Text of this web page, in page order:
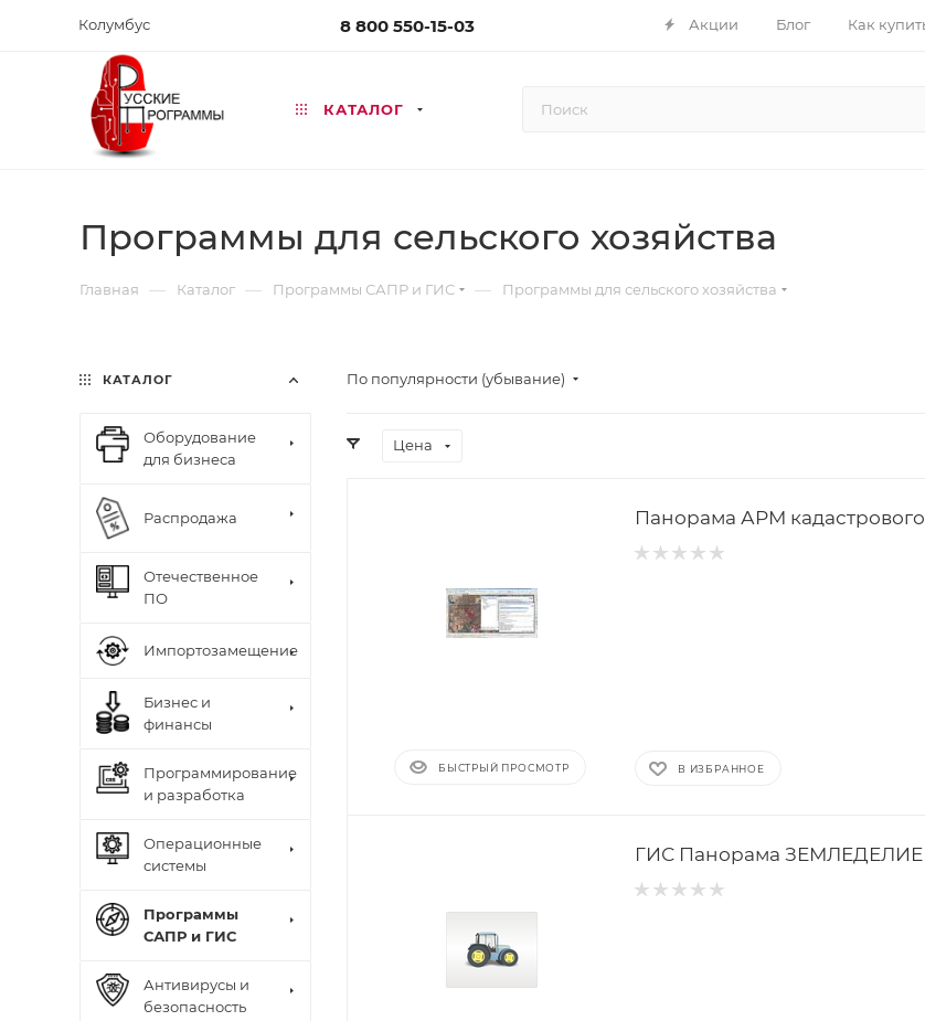
Колумбус 8 800 550-15-03 Акции Блог Как
КАТАЛОГ
Программы для сельского хозяйства
Главная — Каталог — Программы САПР и ГИС — Программы для сельского хозяйства
По популярности (убывание)
Цена
БЫСТРЫЙ ПРОСМОТР
Панорама АРМ
В ИЗБРАННОЕ
ГИС Панорама ЗЕМЛЕДЕЛИЕ
КАТАЛОГ
Оборудование
для бизнеса
Распродажа
Отечественное
ПО
Импортозамещение
Бизнес и
финансы
Программирование
и разработка
Операционные
системы
Программы
САПР и ГИС
Антивирусы и
безопасность